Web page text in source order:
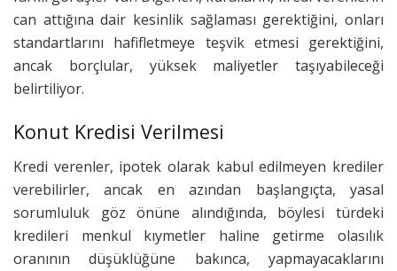
can attığına dair kesinlik sağlaması gerektiğini, onları
standartlarını hafifletmeye teşvik etmesi gerektiğini,
ancak borçlular, yüksek maliyetler taşıyabileceği
belirtiliyor.
Konut Kredisi Verilmesi
Kredi verenler, ipotek olarak kabul edilmeyen krediler
verebilirler, ancak en azından başlangıçta, yasal
sorumluluk göz önüne alındığında, böylesi türdeki
kredileri menkul kıymetler haline getirme olasılık
oranının düşüklüğüne bakınca, yapmayacaklarını